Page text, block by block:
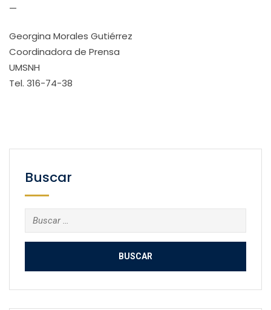
—
Georgina Morales Gutiérrez
Coordinadora de Prensa
UMSNH
Tel. 316-74-38
Buscar
Buscar: